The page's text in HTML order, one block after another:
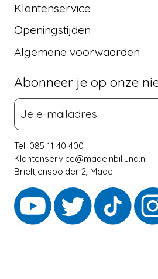
Klantenservice
Openingstijden
Algemene voorwaarden
Abonneer je op onze
Tel. 085 11 40 400
Klantenservice@madeinbillund.nl
Brieltjenspolder 2, Made